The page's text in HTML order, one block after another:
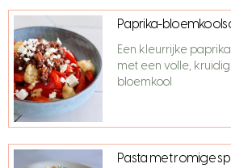
Paprika-
Een kleurrijke
met een volle,
bloemkool
Pasta met romige